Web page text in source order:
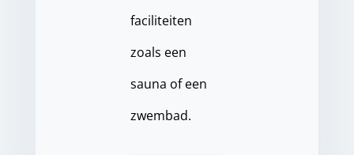
faciliteiten
zoals een
sauna of een
zwembad.